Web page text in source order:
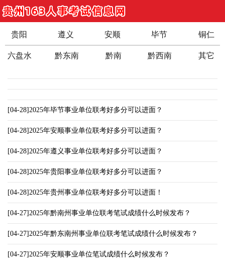
贵阳 遵义 安顺 毕节 铜仁
六盘水 黔东南 黔南 黔西南 其它
[04-28]2025年毕节事业单位联考好多分可以进面？
[04-28]2025年安顺事业单位联考好多分可以进面？
[04-28]2025年遵义事业单位联考好多分可以进面？
[04-28]2025年贵阳事业单位联考好多分可以进面？
[04-28]2025年贵州事业单位联考好多分可以进面！
[04-27]2025年黔南州事业单位联考笔试成绩什么时候发布？
[04-27]2025年黔东南州事业单位联考笔试成绩什么时候发布？
[04-27]2025年安顺事业单位笔试成绩什么时候发布？